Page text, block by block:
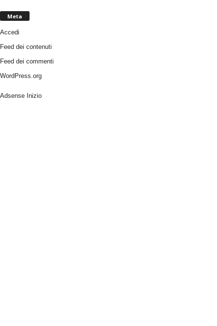
Meta
Accedi
Feed dei contenuti
Feed dei commenti
WordPress.org
Adsense Inizio